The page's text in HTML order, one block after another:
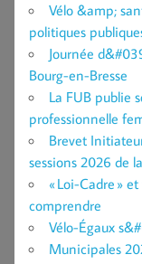
Vélo &amp;
politiques
Journée
Bourg-en-Bresse
La FUB publie
professionnelle
Brevet
sessions 2026 de
« Loi-Cadre »
comprendre
Vélo-Égaux
Municipales